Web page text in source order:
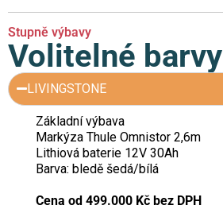
Stupně výbavy
Volitelné barvy
LIVINGSTONE
Základní výbava
Markýza Thule Omnistor 2,6m
Lithiová baterie 12V 30Ah
Barva: bledě šedá/bílá
Cena od 499.000 Kč bez DPH